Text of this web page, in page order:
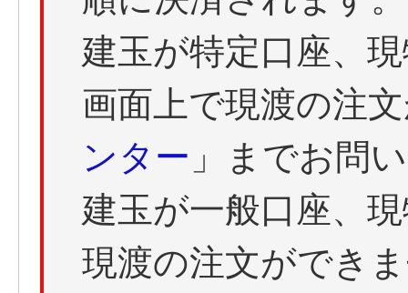
建玉が特定口座、
画面上で現渡の注
ンター 」までお問
建玉が一般口座、
現渡の注文ができ